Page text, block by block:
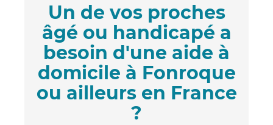
Un de vos proches
âgé ou handicapé a
besoin d'une aide à
domicile à Fonroque
ou ailleurs en France
?